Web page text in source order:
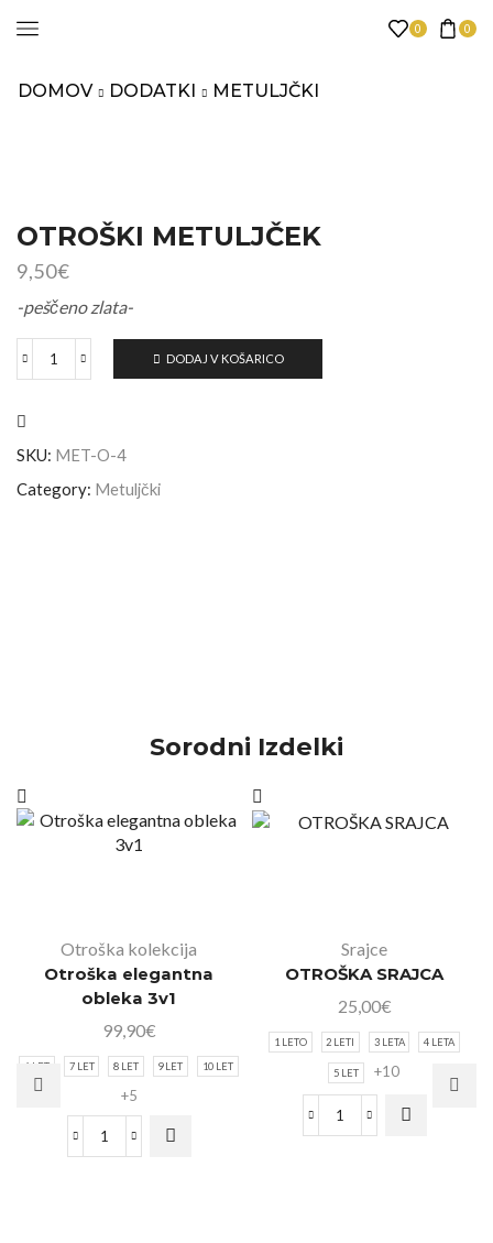
0 0
DOMOV DODATKI METULJČKI
OTROŠKI METULJČEK
9,50€
-peščeno zlata-
DODAJ V KOŠARICO
SKU: MET-O-4
Category: Metuljčki
Sorodni Izdelki
Otroška kolekcija
Otroška elegantna
obleka 3v1
99,90€
6 LET 7 LET 8 LET 9 LET 10 LET
+5
Srajce
OTROŠKA SRAJCA
25,00€
1 LETO 2 LETI 3 LETA 4 LETA
5 LET +10